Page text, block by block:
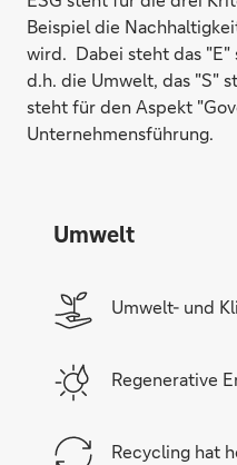
Beispiel die
wird. Dabei steht das "E"
d.h. die Umwelt, das "S"
steht für den Aspekt
Unternehmensführung.
Umwelt
Umwelt- und
Regenerative
Recycling hat